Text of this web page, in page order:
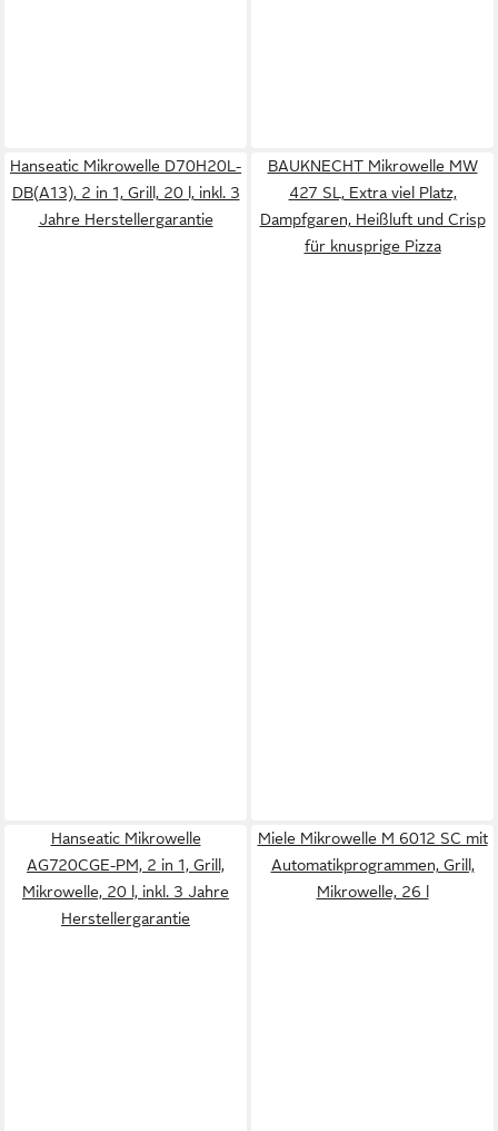
Hanseatic Mikrowelle D70H20L-
DB(A13), 2 in 1, Grill, 20 l, inkl. 3
Jahre Herstellergarantie
BAUKNECHT Mikrowelle MW
427 SL, Extra viel Platz,
Dampfgaren, Heißluft und Crisp
für knusprige Pizza
Hanseatic Mikrowelle
AG720CGE-PM, 2 in 1, Grill,
Mikrowelle, 20 l, inkl. 3 Jahre
Herstellergarantie
Miele Mikrowelle M 6012 SC mit
Automatikprogrammen, Grill,
Mikrowelle, 26 l